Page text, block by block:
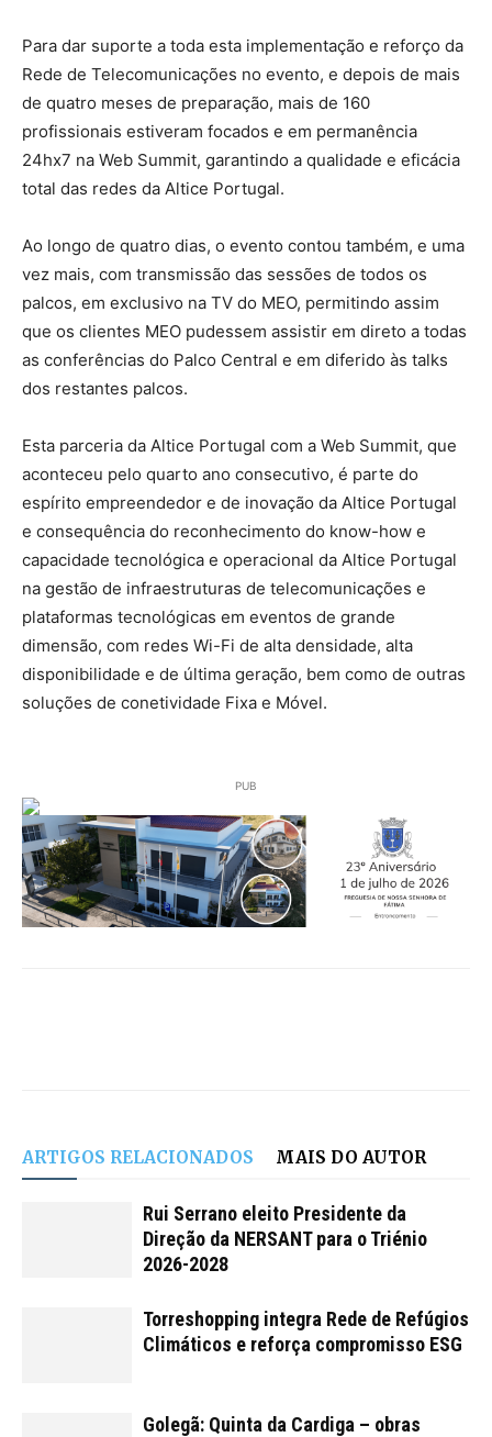
Para dar suporte a toda esta implementação e reforço da
Rede de Telecomunicações no evento, e depois de mais
de quatro meses de preparação, mais de 160
profissionais estiveram focados e em permanência
24hx7 na Web Summit, garantindo a qualidade e eficácia
total das redes da Altice Portugal.
Ao longo de quatro dias, o evento contou também, e uma
vez mais, com transmissão das sessões de todos os
palcos, em exclusivo na TV do MEO, permitindo assim
que os clientes MEO pudessem assistir em direto a todas
as conferências do Palco Central e em diferido às talks
dos restantes palcos.
Esta parceria da Altice Portugal com a Web Summit, que
aconteceu pelo quarto ano consecutivo, é parte do
espírito empreendedor e de inovação da Altice Portugal
e consequência do reconhecimento do know-how e
capacidade tecnológica e operacional da Altice Portugal
na gestão de infraestruturas de telecomunicações e
plataformas tecnológicas em eventos de grande
dimensão, com redes Wi-Fi de alta densidade, alta
disponibilidade e de última geração, bem como de outras
soluções de conetividade Fixa e Móvel.
PUB
ARTIGOS RELACIONADOS MAIS DO AUTOR
Rui Serrano eleito Presidente da
Direção da NERSANT para o Triénio
2026-2028
Torreshopping integra Rede de Refúgios
Climáticos e reforça compromisso ESG
Golegã: Quinta da Cardiga – obras